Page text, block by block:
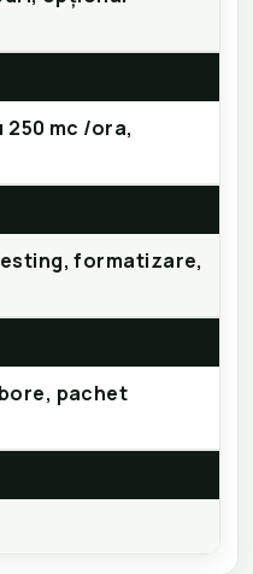
250 mc /ora,
formatizare,
pachet